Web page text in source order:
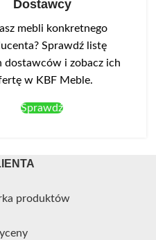
Dostawcy
mebli konkretnego
Sprawdź listę
dostawców i zobacz ich
w KBF Meble.
Sprawdź
produktów